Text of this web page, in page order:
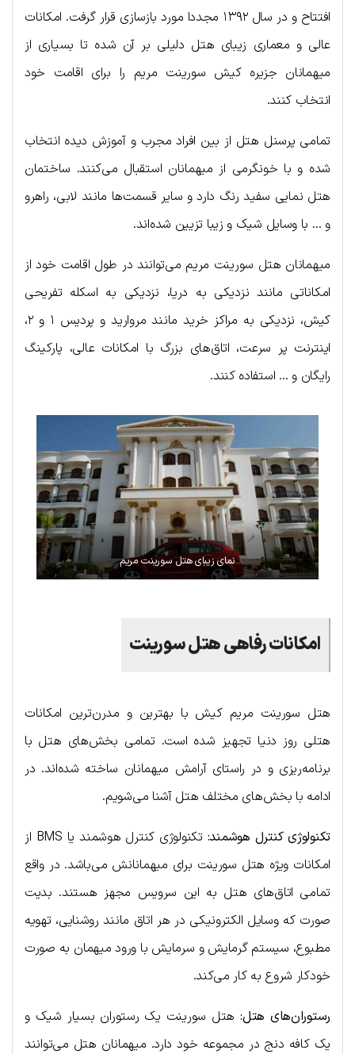
افتتاح و در سال ۱۳۹۲ مجددا مورد بازسازی قرار گرفت. امکانات
عالی و معماری زیبای هتل دلیلی بر آن شده تا بسیاری از
میهمانان جزیره کیش سورینت مریم را برای اقامت خود
انتخاب کنند.
تمامی پرسنل هتل از بین افراد مجرب و آموزش دیده انتخاب
شده و با خونگرمی از میهمانان استقبال می‌کنند. ساختمان
هتل نمایی سفید رنگ دارد و سایر قسمت‌ها مانند لابی، راهرو
و … با وسایل شیک و زیبا تزیین شده‌اند.
میهمانان هتل سورینت مریم می‌توانند در طول اقامت خود از
امکاناتی مانند نزدیکی به دریا، نزدیکی به اسکله تفریحی
کیش، نزدیکی به مراکز خرید مانند مروارید و پردیس ۱ و ۲،
اینترنت پر سرعت، اتاق‌های بزرگ با امکانات عالی، پارکینگ
رایگان و … استفاده کنند.
نمای زیبای هتل سورینت مریم
امکانات رفاهی هتل سورینت
هتل سورینت مریم کیش با بهترین و مدرن‌ترین امکانات
هتلی روز دنیا تجهیز شده است. تمامی بخش‌های هتل با
برنامه‌ریزی و در راستای آرامش میهمانان ساخته شده‌اند. در
ادامه با بخش‌های مختلف هتل آشنا می‌شویم.
تکنولوژی کنترل هوشمند:
تکنولوژی کنترل هوشمند یا BMS از
امکانات ویژه هتل سورینت برای میهمانانش می‌باشد. در واقع
تمامی اتاق‌های هتل به این سرویس مجهز هستند. بدیت
صورت که وسایل الکترونیکی در هر اتاق مانند روشنایی، تهویه
مطبوع، سیستم گرمایش و سرمایش با ورود میهمان به صورت
خودکار شروع به کار می‌کند.
رستوران‌‌های هتل: هتل سورینت یک رستوران بسیار شیک و
یک کافه دنج در مجموعه خود دارد. میهمانان هتل می‌توانند